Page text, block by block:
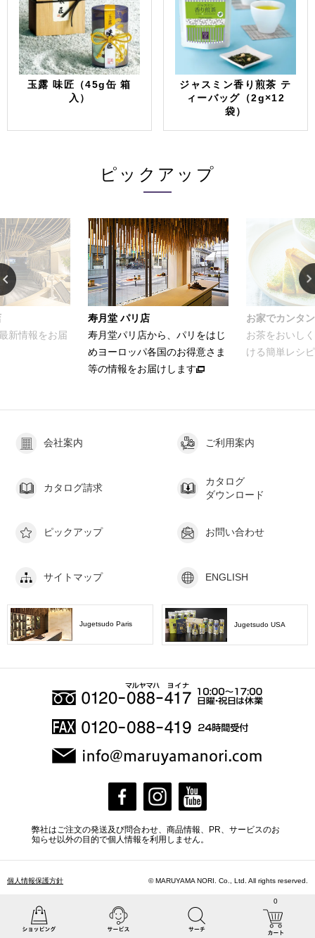
玉露 味匠（45g缶 箱
入）
ジャスミン香り煎茶 テ
ィーバッグ（2g×12
袋）
ピックアップ
新情報をお届
寿月堂 パリ店
寿月堂パリ店から、パリをはじ
めヨーロッパ各国のお得意さま
等の情報をお届けします
お家でカンタ
お茶をおいし
ける簡単レシ
0
会社案内 ご利用案内
カタログ請求
カタログ
ダウンロード
ピックアップ お問い合わせ
サイトマップ ENGLISH
Jugetsudo Paris Jugetsudo USA
弊社はご注文の発送及び問合わせ、商品情報、PR、サービスのお
知らせ以外の目的で個人情報を利用しません。
個人情報保護方針 © MARUYAMA NORI. Co., Ltd. All rights reserved.